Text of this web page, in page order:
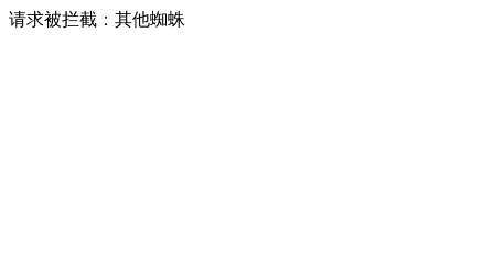
请求被拦截：其他蜘蛛